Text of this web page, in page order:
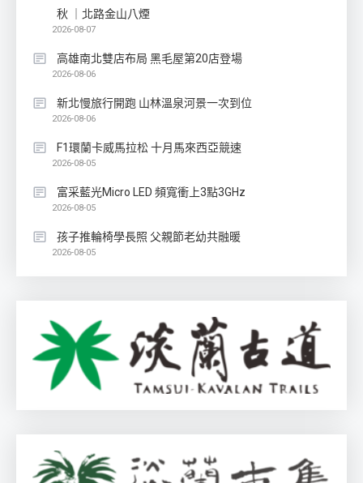
秋 ｜北路金山八煙
2026-08-07
高雄南北雙店布局 黑毛屋第20店登場
2026-08-06
新北慢旅行開跑 山林溫泉河景一次到位
2026-08-06
F1環蘭卡威馬拉松 十月馬來西亞競速
2026-08-05
富采藍光Micro LED 頻寬衝上3點3GHz
2026-08-05
孩子推輪椅學長照 父親節老幼共融暖
2026-08-05